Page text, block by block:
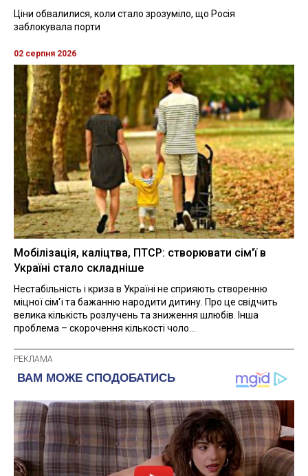
Ціни обвалилися, коли стало зрозуміло, що Росія
заблокувала порти
02 серпня 2026
Мобілізація, каліцтва, ПТСР: створювати сім'ї в
Україні стало складніше
Нестабільність і криза в Україні не сприяють створенню
міцної сім'ї та бажанню народити дитину. Про це свідчить
велика кількість розлучень та зниження шлюбів. Інша
проблема – скорочення кількості чоло...